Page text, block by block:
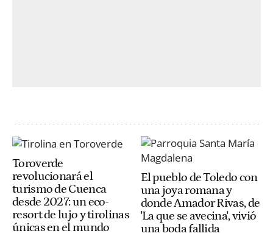
Toroverde
revolucionará el
turismo de Cuenca
desde 2027: un eco-
resort de lujo y tirolinas
únicas en el mundo
El pueblo de Toledo con
una joya romana y
donde Amador Rivas, de
'La que se avecina', vivió
una boda fallida